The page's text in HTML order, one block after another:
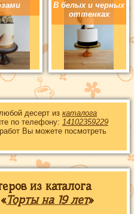
В белых и черных
оттенках
десерт из каталога
по телефону: 14102359229
Вы можете посмотреть
из каталога
Торты на 19 лет»